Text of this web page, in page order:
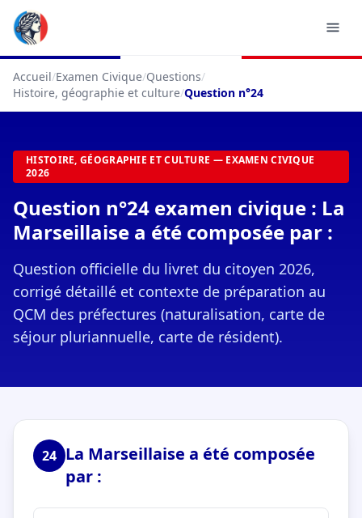
Accueil/Examen Civique/Questions/
Histoire, géographie et culture/Question n°24
HISTOIRE, GÉOGRAPHIE ET CULTURE — EXAMEN CIVIQUE
2026
Question n°24 examen civique : La
Marseillaise a été composée par :
Question officielle du livret du citoyen 2026,
corrigé détaillé et contexte de préparation au
QCM des préfectures (naturalisation, carte de
séjour pluriannuelle, carte de résident).
24 La Marseillaise a été composée
par :